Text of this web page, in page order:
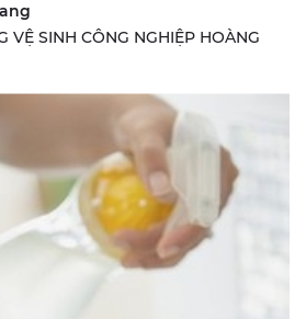
VỆ SINH CÔNG NGHIỆP HOÀNG